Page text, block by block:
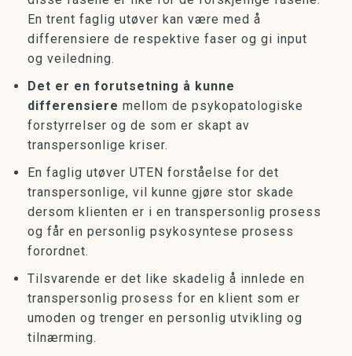
En trent faglig utøver kan være med å
differensiere de respektive faser og gi input
og veiledning.
Det er en forutsetning å kunne
differensiere mellom de psykopatologiske
forstyrrelser og de som er skapt av
transpersonlige kriser.
En faglig utøver UTEN forståelse for det
transpersonlige, vil kunne gjøre stor skade
dersom klienten er i en transpersonlig prosess
og får en personlig psykosyntese prosess
forordnet.
Tilsvarende er det like skadelig å innlede en
transpersonlig prosess for en klient som er
umoden og trenger en personlig utvikling og
tilnærming.